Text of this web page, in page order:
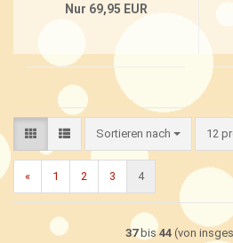
Nur 69,95 EUR
Sortieren nach
Sortieren nach 12
pro
« 1 2 3 4
37bis44 (von